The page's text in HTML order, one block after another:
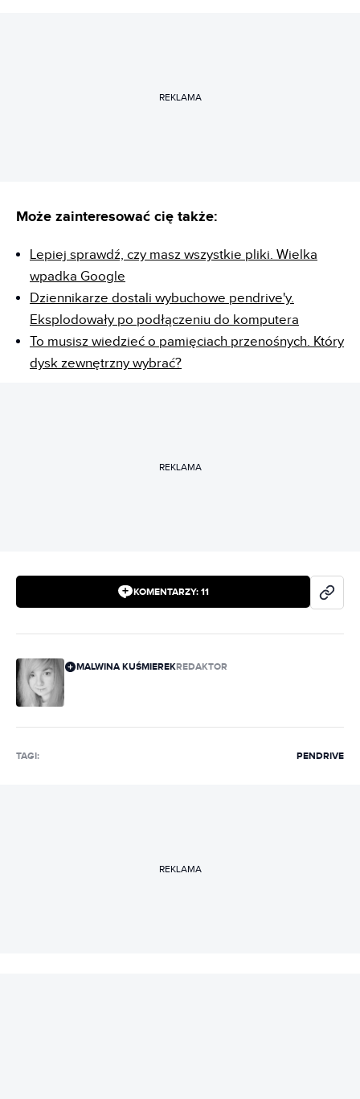
REKLAMA
Może zainteresować cię także:
Lepiej sprawdź, czy masz wszystkie pliki. Wielka
wpadka Google
Dziennikarze dostali wybuchowe pendrive'y.
Eksplodowały po podłączeniu do komputera
To musisz wiedzieć o pamięciach przenośnych. Który
dysk zewnętrzny wybrać?
REKLAMA
KOMENTARZY: 11
MALWINA KUŚMIEREKREDAKTOR
TAGI: PENDRIVE
REKLAMA